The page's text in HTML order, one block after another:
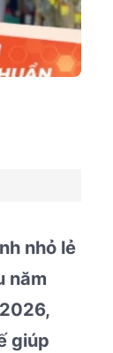
nhỏ lẻ
năm
giúp